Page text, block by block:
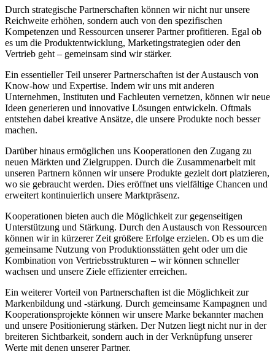
Durch strategische Partnerschaften können wir nicht nur unsere
Reichweite erhöhen, ‍sondern auch von den spezifischen
Kompetenzen und Ressourcen unserer Partner profitieren. Egal ob
es um die ​Produktentwicklung, Marketingstrategien oder den ​
Vertrieb geht – gemeinsam sind‍ wir stärker.
Ein essentieller Teil‍ unserer ⁢Partnerschaften‍ ist der ​Austausch von
Know-how und⁤ Expertise. Indem wir uns ‍mit anderen
Unternehmen,⁤ Instituten und ​Fachleuten vernetzen, ‌können wir neue⁤
Ideen generieren und innovative ⁢Lösungen entwickeln. Oftmals
entstehen dabei kreative Ansätze, die unsere Produkte noch ​besser
machen.
Darüber hinaus ermöglichen uns Kooperationen den Zugang zu
neuen Märkten und Zielgruppen. Durch die Zusammenarbeit mit⁣
unseren Partnern können wir unsere Produkte gezielt ​dort platzieren,
wo sie gebraucht​ werden. ​Dies⁤ eröffnet uns vielfältige Chancen und
⁣erweitert kontinuierlich ⁤unsere‍ Marktpräsenz.
Kooperationen bieten auch⁣ die ​Möglichkeit zur gegenseitigen
Unterstützung und Stärkung.‍ Durch ‌den Austausch von⁣ Ressourcen
können wir‍ in‌ kürzerer Zeit größere Erfolge erzielen.⁢ Ob es um die
gemeinsame Nutzung von Produktionsstätten geht ⁢oder um die
Kombination von Vertriebsstrukturen – wir können schneller
wachsen ​und unsere ​Ziele effizienter erreichen.
Ein weiterer Vorteil von Partnerschaften ist⁣ die Möglichkeit zur
Markenbildung und -stärkung. Durch⁢ gemeinsame Kampagnen ⁣und
Kooperationsprojekte können ‌wir ⁣unsere⁣ Marke bekannter machen
und unsere​ Positionierung⁢ stärken. Der Nutzen liegt nicht nur in⁣ der
breiteren Sichtbarkeit, sondern auch in der Verknüpfung unserer
Werte mit ‌denen‌ unserer Partner.